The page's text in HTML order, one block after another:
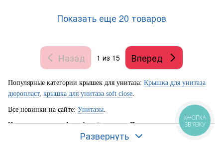
Показать еще 20 товаров
Назад 1 из 15 Вперед
Популярные категории крышек для унитаза: Крышка для унитаза
дюропласт, крышка для унитаза soft close.
Все новинки на сайте: Унитазы
Интернет магазин Aqua-favorit.com.ua - Предоставлет полный
каталог бюджетных по низким ценам крышек для унитаза для
Развернуть
КНОПКА
ЗВ'ЯЗКУ